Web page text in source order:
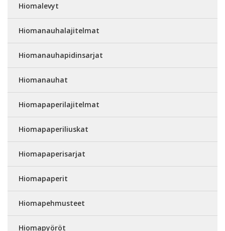
Hiomalevyt
Hiomanauhalajitelmat
Hiomanauhapidinsarjat
Hiomanauhat
Hiomapaperilajitelmat
Hiomapaperiliuskat
Hiomapaperisarjat
Hiomapaperit
Hiomapehmusteet
Hiomapyöröt